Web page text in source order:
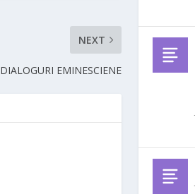
NEXT
DIALOGURI EMINESCIENE